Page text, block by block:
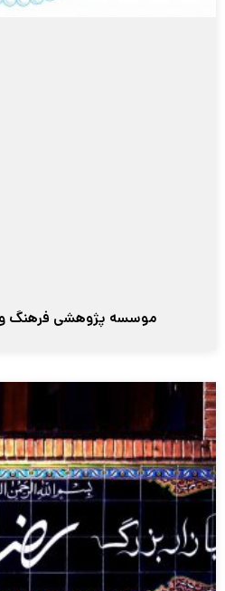
موسسه پژوهشی فرهنگ و